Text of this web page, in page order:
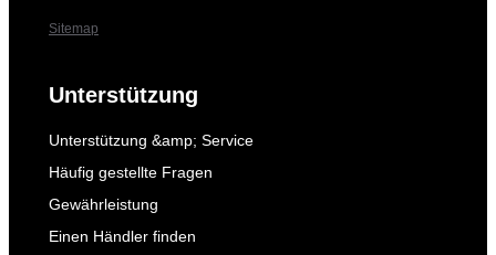
Sitemap
Unterstützung
Unterstützung &amp; Service
Häufig gestellte Fragen
Gewährleistung
Einen Händler finden